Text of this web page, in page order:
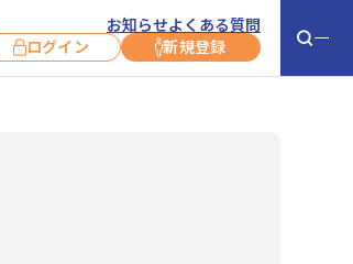
お知らせよくある質問
ログイン 新規登録